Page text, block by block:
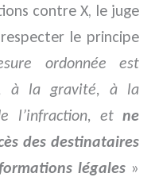
contre X, le juge
le principe
ordonnée est
à la gravité, à la
l’infraction, et ne
des destinataires
légales»